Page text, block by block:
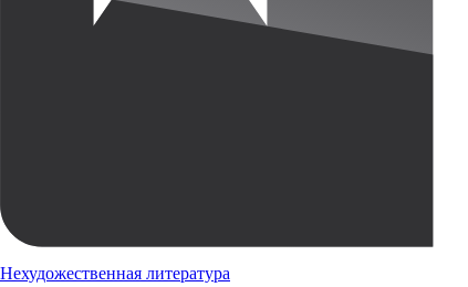
Нехудожественная литература